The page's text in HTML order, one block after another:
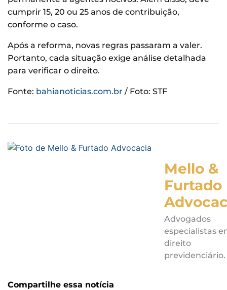
cumprir 15, 20 ou 25 anos de contribuição,
conforme o caso.
Após a reforma, novas regras passaram a valer.
Portanto, cada situação exige análise detalhada
para verificar o direito.
Fonte: bahianoticias.com.br / Foto: STF
Mello &
Furtado
Advogados
especialistas
direito
previdenciário.
Compartilhe essa notícia